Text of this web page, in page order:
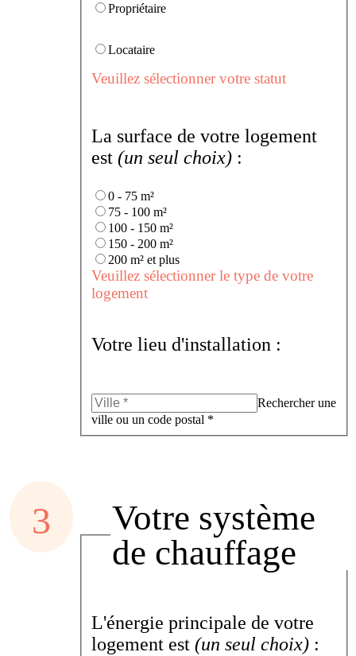
Propriétaire
Locataire
Veuillez sélectionner votre statut
La surface de votre logement
est(un seul choix) :
0 - 75 m²
75 - 100 m²
100 - 150 m²
150 - 200 m²
200 m² et plus
Veuillez sélectionner le type de votre
logement
Votre lieu d'installation :
Rechercher une
ville ou un code postal *
Votre système
de chauffage
L'énergie principale de votre
logement est(un seul choix) :